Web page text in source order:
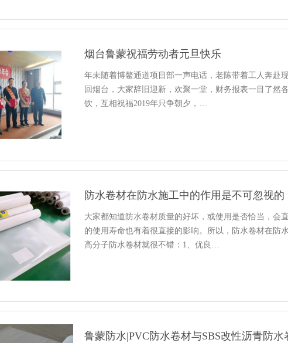
烟台鲁蒙祝福劳动者元旦快乐
年未随着博鳌通道项目部一声电话，老陈带着工人奔赴
回烟台，大家辞旧迎新，欢聚一堂，财务报表一目了然
饮，互相祝福2019年只争朝夕，…
防水卷材在防水施工中的作用是不可忽视的
大家都知道防水卷材质量的好坏，或使用是否恰当，会
的使用寿命也有着很直接的影响。所以，防水卷材在防
高分子防水卷材就很不错：1、优良…
鲁蒙防水|PVC防水卷材与SBS改性沥青防水